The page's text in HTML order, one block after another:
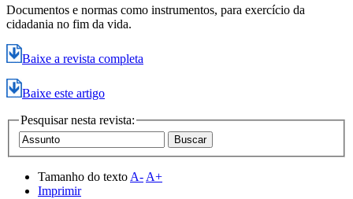
Documentos e normas como instrumentos, para exercício da
cidadania no fim da vida.
Baixe a revista completa
Baixe este artigo
Pesquisar nesta revista:
Tamanho do texto A- A+
Imprimir